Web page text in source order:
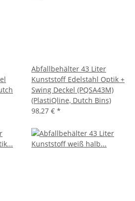
Abfallbehälter 43 Liter
Kunststoff Edelstahl Optik +
Swing Deckel (PQSA43M)
(PlastiQline, Dutch Bins)
98,27 € *